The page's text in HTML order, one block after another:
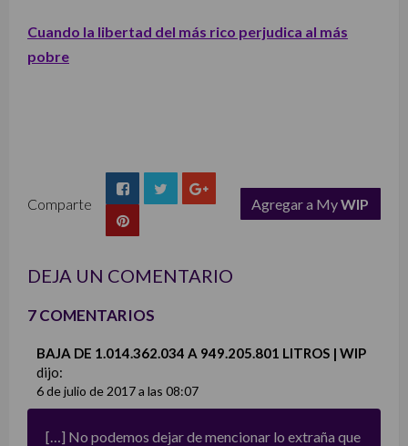
Cuando la libertad del más rico perjudica al más
pobre
Comparte Agregar a MyWIP
DEJA UN COMENTARIO
7 COMENTARIOS
BAJA DE 1.014.362.034 A 949.205.801 LITROS | WIP
dijo:
6 de julio de 2017 a las 08:07
[…] No podemos dejar de mencionar lo extraña que